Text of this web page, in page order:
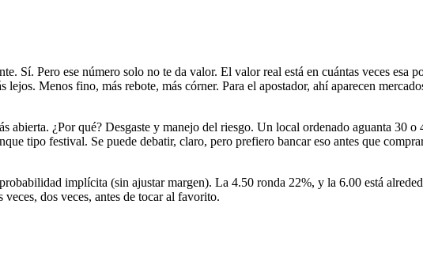
Sí. Pero ese número solo no te da valor. El valor real está en cuántas veces esa
Menos fino, más rebote, más córner. Para el apostador, ahí aparecen
¿Por qué? Desgaste y manejo del riesgo. Un local ordenado aguanta 30 o
tipo festival. Se puede debatir, claro, pero prefiero bancar eso antes que
implícita (sin ajustar margen). La 4.50 ronda 22%, y la 6.00 está
dos veces, antes de tocar al favorito.